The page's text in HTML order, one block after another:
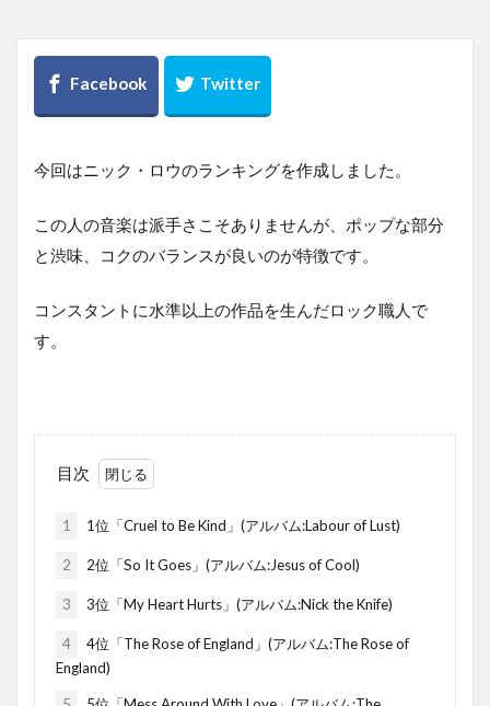
今回はニック・ロウのランキングを作成しました。
この人の音楽は派手さこそありませんが、ポップな部分
と渋味、コクのバランスが良いのが特徴です。
コンスタントに水準以上の作品を生んだロック職人で
す。
目次
1 1位「Cruel to Be Kind」(アルバム:Labour of Lust)
2 2位「So It Goes」(アルバム:Jesus of Cool)
3 3位「My Heart Hurts」(アルバム:Nick the Knife)
4
4位「The Rose of England」(アルバム:The Rose of
England)